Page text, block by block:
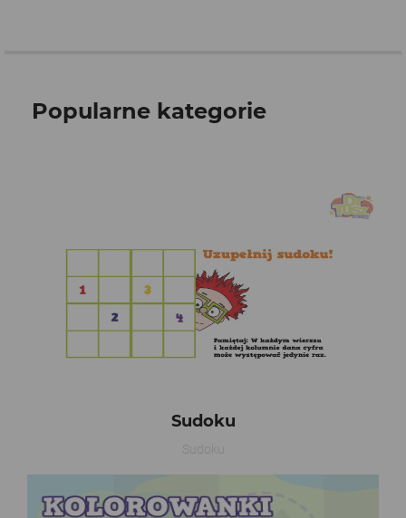
Popularne kategorie
Sudoku
Sudoku